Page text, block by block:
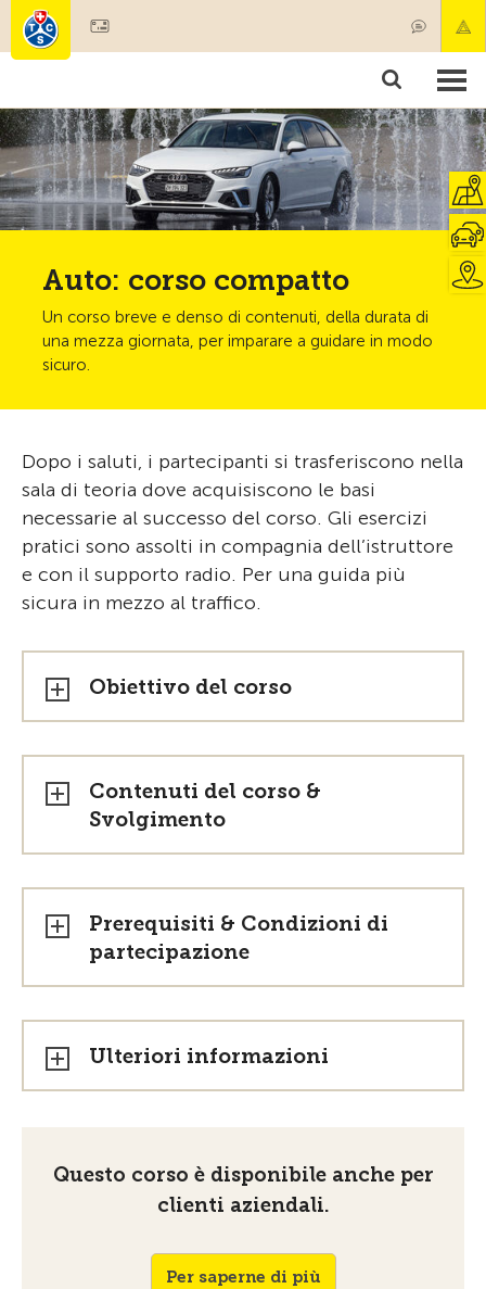
Societariato & prestazioni
Test, sicurezza & salute
Auto: corso compatto
Un corso breve e denso di contenuti, della durata di
una mezza giornata, per imparare a guidare in modo
sicuro.
Dopo i saluti, i partecipanti si trasferiscono nella
sala di teoria dove acquisiscono le basi
necessarie al successo del corso. Gli esercizi
pratici sono assolti in compagnia dell’istruttore
e con il supporto radio. Per una guida più
sicura in mezzo al traffico.
Obiettivo del corso
Contenuti del corso &
Svolgimento
Prerequisiti & Condizioni di
partecipazione
Ulteriori informazioni
Questo corso è disponibile anche per
clienti aziendali.
Per saperne di più